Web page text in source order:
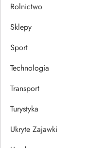
Rolnictwo
Sklepy
Sport
Technologia
Transport
Turystyka
Ukryte Zajawki